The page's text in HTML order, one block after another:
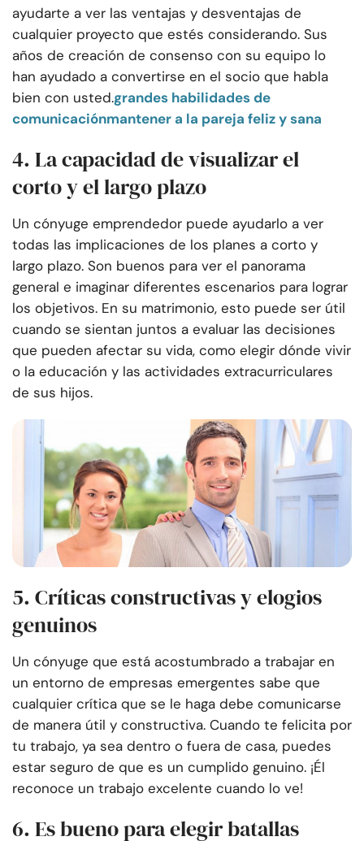
ayudarte a ver las ventajas y desventajas de
cualquier proyecto que estés considerando. Sus
años de creación de consenso con su equipo lo
han ayudado a convertirse en el socio que habla
bien con usted.grandes habilidades de
comunicaciónmantener a la pareja feliz y sana
4. La capacidad de visualizar el
corto y el largo plazo
Un cónyuge emprendedor puede ayudarlo a ver
todas las implicaciones de los planes a corto y
largo plazo. Son buenos para ver el panorama
general e imaginar diferentes escenarios para lograr
los objetivos. En su matrimonio, esto puede ser útil
cuando se sientan juntos a evaluar las decisiones
que pueden afectar su vida, como elegir dónde vivir
o la educación y las actividades extracurriculares
de sus hijos.
5. Críticas constructivas y elogios
genuinos
Un cónyuge que está acostumbrado a trabajar en
un entorno de empresas emergentes sabe que
cualquier crítica que se le haga debe comunicarse
de manera útil y constructiva. Cuando te felicita por
tu trabajo, ya sea dentro o fuera de casa, puedes
estar seguro de que es un cumplido genuino. ¡Él
reconoce un trabajo excelente cuando lo ve!
6. Es bueno para elegir batallas